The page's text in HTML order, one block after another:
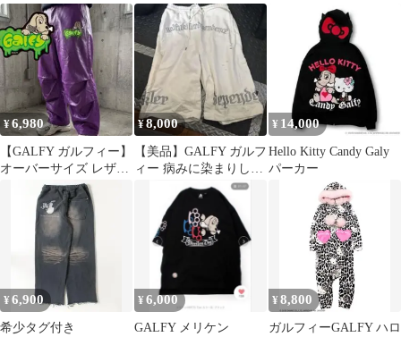
き 中型犬
¥6,980
【GALFY ガルフィー】
オーバーサイズ レザー
パンツ 革素材 パー
プル ズボン
¥8,000
【美品】GALFY ガルフ
ィー 病みに染まりし反
戦 パンツ 大型犬
¥ 14,000
Hello Kitty Candy Galy
パーカー
¥6,900
希少タグ付き
¥6,000
GALFY メリケン
¥8,800
ガルフィーGALFY ハロ